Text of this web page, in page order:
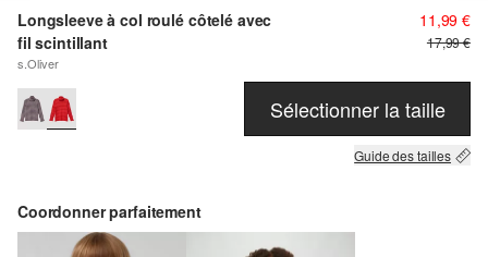
Longsleeve à col roulé côtelé avec
fil scintillant
s.Oliver
11,99 €
17,99 €
Sélectionner la taille
Guide des tailles
Coordonner parfaitement